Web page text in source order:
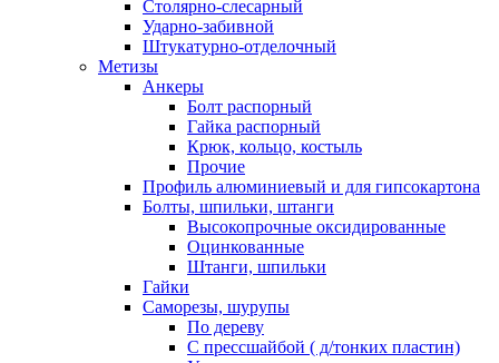
Столярно-слесарный
Ударно-забивной
Штукатурно-отделочный
Метизы
Анкеры
Болт распорный
Гайка распорный
Крюк, кольцо, костыль
Прочие
Профиль алюминиевый и для гипсокартона
Болты, шпильки, штанги
Высокопрочные оксидированные
Оцинкованные
Штанги, шпильки
Гайки
Саморезы, шурупы
По дереву
С прессшайбой ( д/тонких пластин)